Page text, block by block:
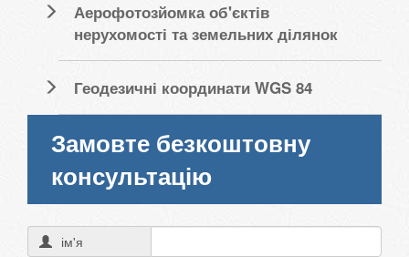
Аерофотозйомка об'єктів
нерухомості та земельних ділянок
Геодезичні координати WGS 84
Замовте безкоштовну
консультацію
ім'я